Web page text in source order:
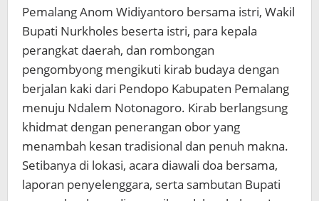
Pemalang Anom Widiyantoro bersama istri, Wakil
Bupati Nurkholes beserta istri, para kepala
perangkat daerah, dan rombongan
pengombyong mengikuti kirab budaya dengan
berjalan kaki dari Pendopo Kabupaten Pemalang
menuju Ndalem Notonagoro. Kirab berlangsung
khidmat dengan penerangan obor yang
menambah kesan tradisional dan penuh makna.
Setibanya di lokasi, acara diawali doa bersama,
laporan penyelenggara, serta sambutan Bupati